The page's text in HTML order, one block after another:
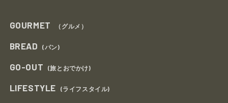
GOURMET （グルメ）
BREAD (パン)
GO-OUT (旅とおでかけ)
LIFESTYLE (ライフスタイル)